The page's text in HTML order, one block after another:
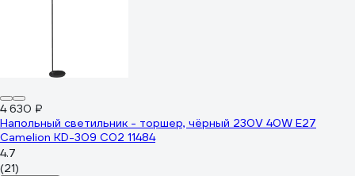
4 630 ₽
Напольный светильник - торшер, чёрный 230V 40W E27
Camelion KD-309 C02 11484
4.7
(21)